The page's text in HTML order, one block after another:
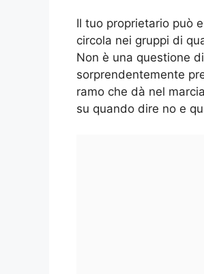
Il tuo proprietario può
circola nei gruppi di
Non è una questione
sorprendentemente
ramo che dà nel
su quando dire no e